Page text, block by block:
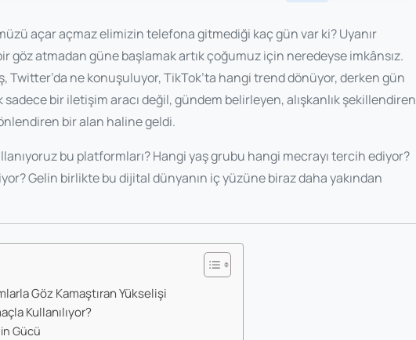
açar açmaz elimizin telefona gitmediği kaç gün var ki? Uyanır
göz atmadan güne başlamak artık çoğumuz için neredeyse imkânsız.
Twitter’da ne konuşuluyor, TikTok’ta hangi trend dönüyor, derken gün
sadece bir iletişim aracı değil, gündem belirleyen, alışkanlık şekillendiren
bir alan haline geldi.
bu platformları? Hangi yaş grubu hangi mecrayı tercih ediyor?
Gelin birlikte bu dijital dünyanın iç yüzüne biraz daha yakından
Göz Kamaştıran Yükselişi
Kullanılıyor?
Gücü